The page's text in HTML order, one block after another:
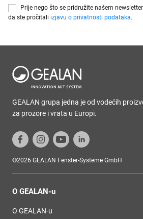
Prije nego što se pridružite našem
da ste pročitali izjavu o privatnosti podataka.
GEALAN grupa jedna je od vodećih
za prozore i vrata u Europi.
©2026 GEALAN Fenster-Systeme GmbH
O GEALAN-u
O GEALAN-u